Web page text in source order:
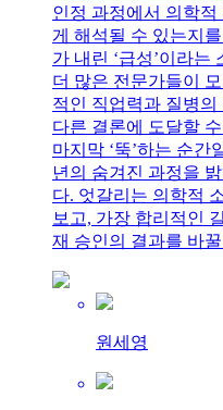
인정 과정에서 의학
게 해석될 수 있는지
가 내린 ‘급성’이라는
더 많은 전문가들이
적인 직업력과 질병
다른 결론에 도달할
마지막 ‘뚝’하는 순간
년의 숨겨진 과정을
다. 엇갈리는 의학적
보고, 가장 합리적인
재 승인의 결과를 바
원세영